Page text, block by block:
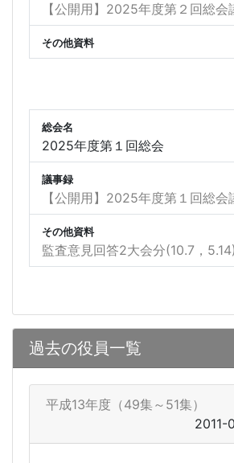
【公開用】2025年度第２回総
その他資料
総会名
2025年度第１回総会
議事録
【公開用】2025年度第１回総
その他資料
監査意見回答2大会分(10.7，
過去の役員一覧
平成13年度（49集～51集）
2011-